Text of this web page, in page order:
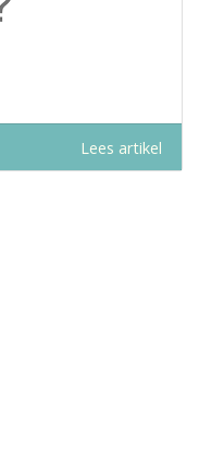
Lees artikel